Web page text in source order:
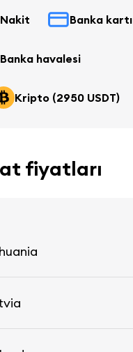
Nakit Banka kartı
Banka havalesi
Kripto (2950 USDT)
fiyatları